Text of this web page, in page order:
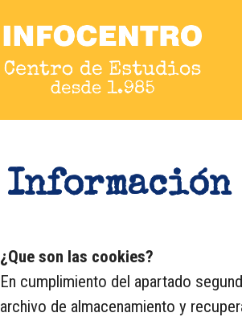
Información
¿Que son las cookies?
En cumplimiento del apartado
archivo de almacenamiento y